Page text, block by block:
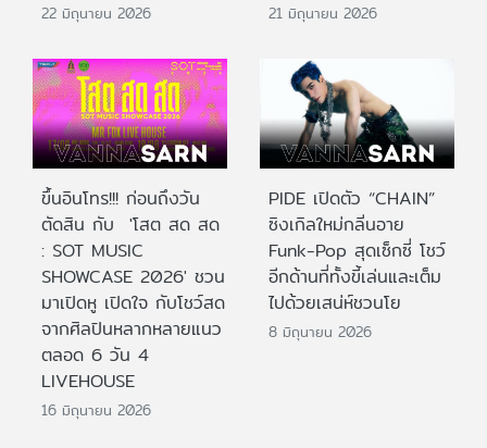
22 มิถุนายน 2026 21 มิถุนายน 2026
ขึ้นอินโทร!!! ก่อนถึงวัน
ตัดสิน กับ 'โสต สด สด
: SOT MUSIC
SHOWCASE 2026' ชวน
มาเปิดหู เปิดใจ กับโชว์สด
จากศิลปินหลากหลายแนว
ตลอด 6 วัน 4
LIVEHOUSE
16 มิถุนายน 2026
PIDE เปิดตัว “CHAIN”
ซิงเกิลใหม่กลิ่นอาย
Funk-Pop สุดเซ็กซี่ โชว์
อีกด้านที่ทั้งขี้เล่นและเต็ม
ไปด้วยเสน่ห์ชวนโย
8 มิถุนายน 2026